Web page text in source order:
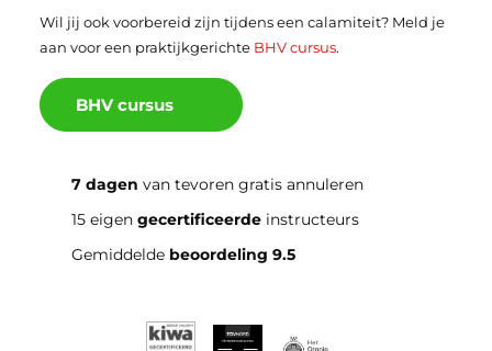
Wil jij ook voorbereid zijn tijdens een calamiteit? Meld je
aan voor een praktijkgerichte BHV cursus.
BHV cursus
7 dagen van tevoren gratis annuleren
15 eigen gecertificeerdeinstructeurs
Gemiddelde beoordeling 9.5